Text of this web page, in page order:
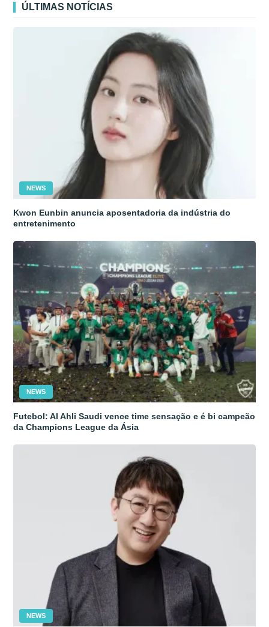
ÚLTIMAS NOTÍCIAS
NEWS
Kwon Eunbin anuncia aposentadoria da indústria do
entretenimento
NEWS
Futebol: Al Ahli Saudi vence time sensação e é bi campeão
da Champions League da Ásia
NEWS